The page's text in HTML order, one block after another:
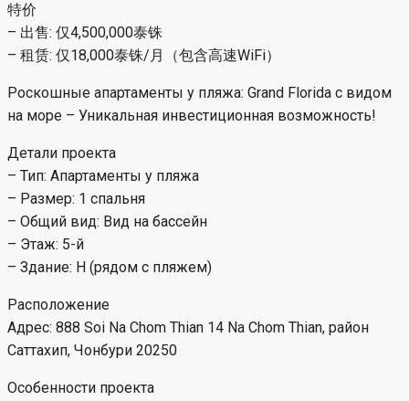
特价
– 出售: 仅4,500,000泰铢
– 租赁: 仅18,000泰铢/月（包含高速WiFi）
Роскошные апартаменты у пляжа: Grand Florida с видом
на море – Уникальная инвестиционная возможность!
Детали проекта
– Тип: Апартаменты у пляжа
– Размер: 1 спальня
– Общий вид: Вид на бассейн
– Этаж: 5-й
– Здание: H (рядом с пляжем)
Расположение
Адрес: 888 Soi Na Chom Thian 14 Na Chom Thian, район
Саттахип, Чонбури 20250
Особенности проекта